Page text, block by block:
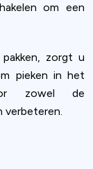
om een
zorgt u
pieken in het
zowel de
verbeteren.